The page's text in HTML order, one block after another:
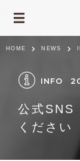
HOME NEWS
INFO
公式SNS
ください